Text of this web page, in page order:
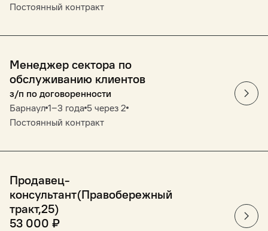
Постоянный контракт
Менеджер сектора по
обслуживанию клиентов
з/п по договоренности
Барнаул 1‒3 года 5 через 2
Постоянный контракт
Продавец-
консультант(Правобережный
тракт,25)
53 000 ₽